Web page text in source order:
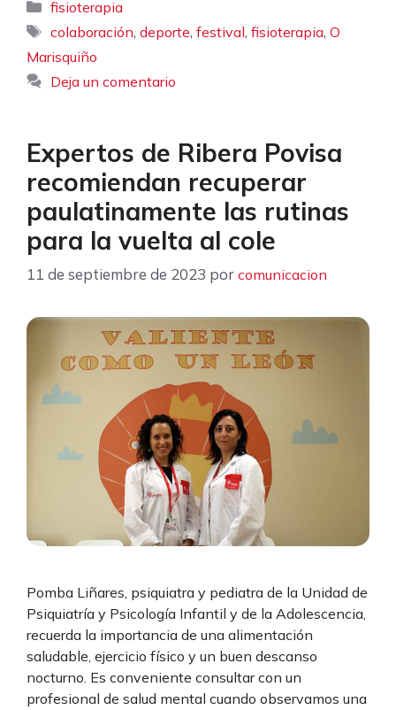
Categorías
fisioterapia
Etiquetas
colaboración,deporte,festival,fisioterapia,O
Marisquiño
Deja un comentario
Expertos de Ribera Povisa
recomiendan recuperar
paulatinamente las rutinas
para la vuelta al cole
11 de septiembre de 2023 por comunicacion
Pomba Liñares, psiquiatra y pediatra de la Unidad de
Psiquiatría y Psicología Infantil y de la Adolescencia,
recuerda la importancia de una alimentación
saludable, ejercicio físico y un buen descanso
nocturno. Es conveniente consultar con un
profesional de salud mental cuando observamos una